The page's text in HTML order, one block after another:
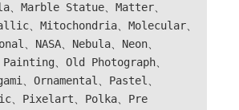
、Marble Statue、Matter、
、Mitochondria、Molecular、
、NASA、Nebula、Neon、
、Old Photograph、
、Ornamental、Pastel、
、Pixelart、Polka、Pre